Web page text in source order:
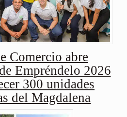
Comercio abre
Empréndelo 2026
300 unidades
del Magdalena